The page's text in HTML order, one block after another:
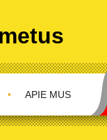
APIE MUS
•